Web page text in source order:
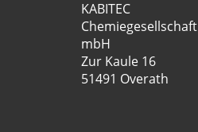
KABITEC
Chemiegesellschaft
mbH
Zur Kaule 16
51491 Overath